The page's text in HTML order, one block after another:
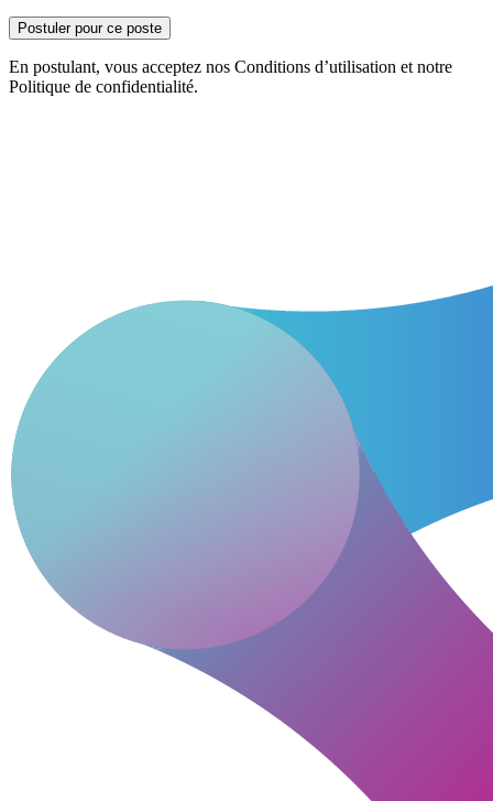
Postuler pour ce poste
En postulant, vous acceptez nos Conditions d’utilisation et notre
Politique de confidentialité.